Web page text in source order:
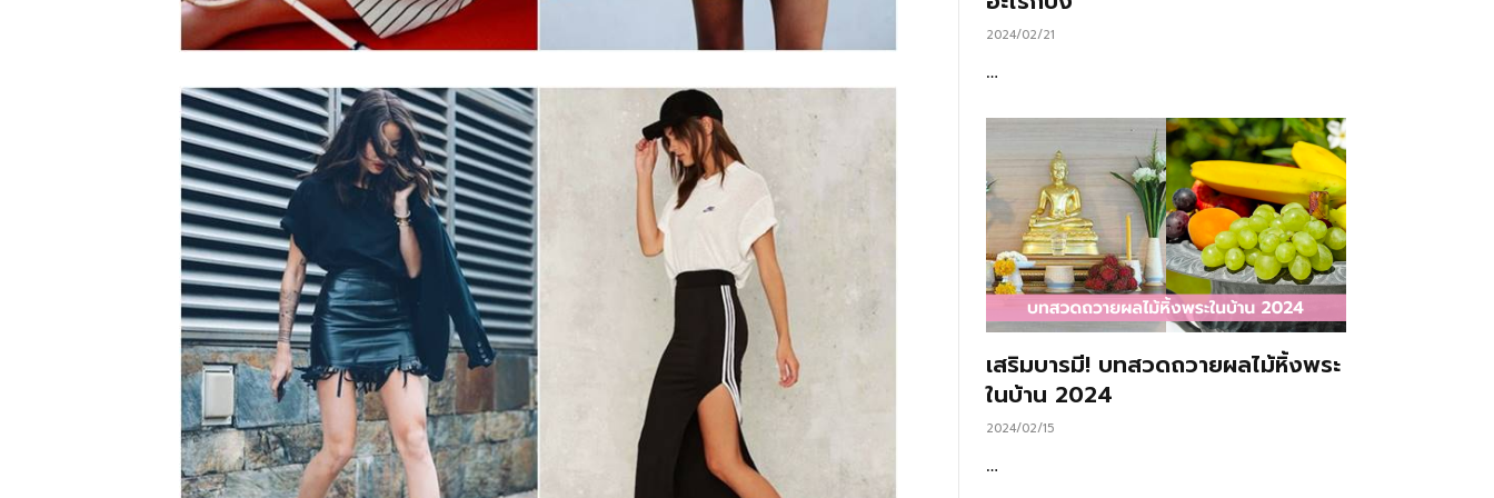
2024/02/21
…
เสริมบารมี! บทสวดถวายผลไม้หิ้งพระ
ในบ้าน 2024
2024/02/15
…